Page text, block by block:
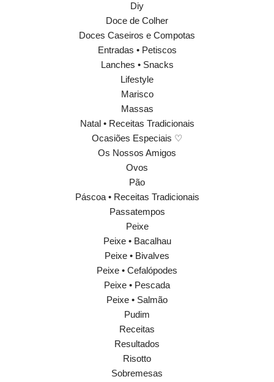
Diy
Doce de Colher
Doces Caseiros e Compotas
Entradas • Petiscos
Lanches • Snacks
Lifestyle
Marisco
Massas
Natal • Receitas Tradicionais
Ocasiões Especiais ♡
Os Nossos Amigos
Ovos
Pão
Páscoa • Receitas Tradicionais
Passatempos
Peixe
Peixe • Bacalhau
Peixe • Bivalves
Peixe • Cefalópodes
Peixe • Pescada
Peixe • Salmão
Pudim
Receitas
Resultados
Risotto
Sobremesas